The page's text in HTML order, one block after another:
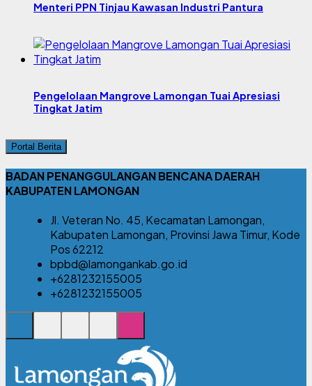
Menteri PPN Tinjau Kawasan Industri Pantura
Pengelolaan Mangrove Lamongan Tuai Apresiasi
Tingkat Jatim
Portal Berita
BADAN PENANGGULANGAN BENCANA DAERAH
KABUPATEN LAMONGAN
Jl. Veteran No. 45, Kecamatan Lamongan,
Kabupaten Lamongan, Provinsi Jawa Timur, Kode
Pos 62212
bpbd@lamongankab.go.id
+6281232155005
+6281232155005